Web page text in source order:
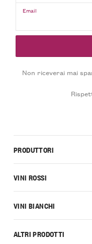
Email
Non riceverai mai
PRODUTTORI
VINI ROSSI
VINI BIANCHI
ALTRI PRODOTTI